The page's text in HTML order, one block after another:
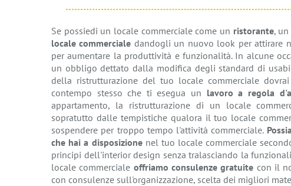
Se possiedi un locale commerciale come un ristorante, un
locale commerciale dandogli un nuovo look per attirare
per aumentare la produttività e funzionalità. In alcune
un obbligo dettato dalla modifica degli standard di
della ristrutturazione del tuo locale commerciale
contempo stesso che ti esegua un lavoro a regola
appartamento, la ristrutturazione di un locale
sopratutto dalle tempistiche qualora il tuo locale
sospendere per troppo tempo l'attività commerciale.
che hai a disposizionenel tuo locale commerciale
principi dell'interior design senza tralasciando la
locale commerciale offriamo consulenze gratuite con il
con consulenze sull'organizzazione, scelta dei migliori